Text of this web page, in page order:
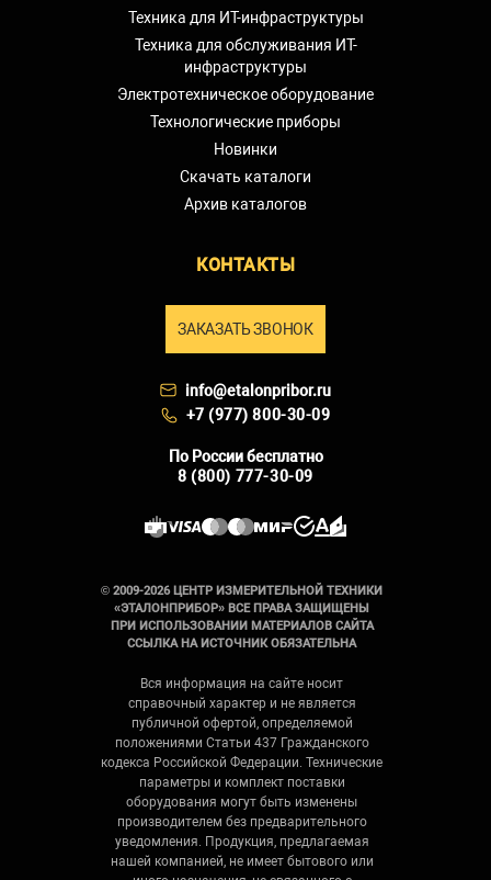
Техника для ИТ-инфраструктуры
Техника для обслуживания ИТ-
инфраструктуры
Электротехническое оборудование
Технологические приборы
Новинки
Скачать каталоги
Архив каталогов
КОНТАКТЫ
ЗАКАЗАТЬ ЗВОНОК
info@etalonpribor.ru
+7 (977) 800-30-09
По России бесплатно
8 (800) 777-30-09
© 2009-2026 ЦЕНТР ИЗМЕРИТЕЛЬНОЙ ТЕХНИКИ
«ЭТАЛОНПРИБОР» ВСЕ ПРАВА ЗАЩИЩЕНЫ
ПРИ ИСПОЛЬЗОВАНИИ МАТЕРИАЛОВ САЙТА
ССЫЛКА НА ИСТОЧНИК ОБЯЗАТЕЛЬНА
Вся информация на сайте носит
справочный характер и не является
публичной офертой, определяемой
положениями Статьи 437 Гражданского
кодекса Российской Федерации. Технические
параметры и комплект поставки
оборудования могут быть изменены
производителем без предварительного
уведомления. Продукция, предлагаемая
нашей компанией, не имеет бытового или